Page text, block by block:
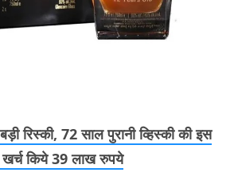
रिस्की, 72 साल पुरानी व्हिस्की की इस
किये 39 लाख रुपये